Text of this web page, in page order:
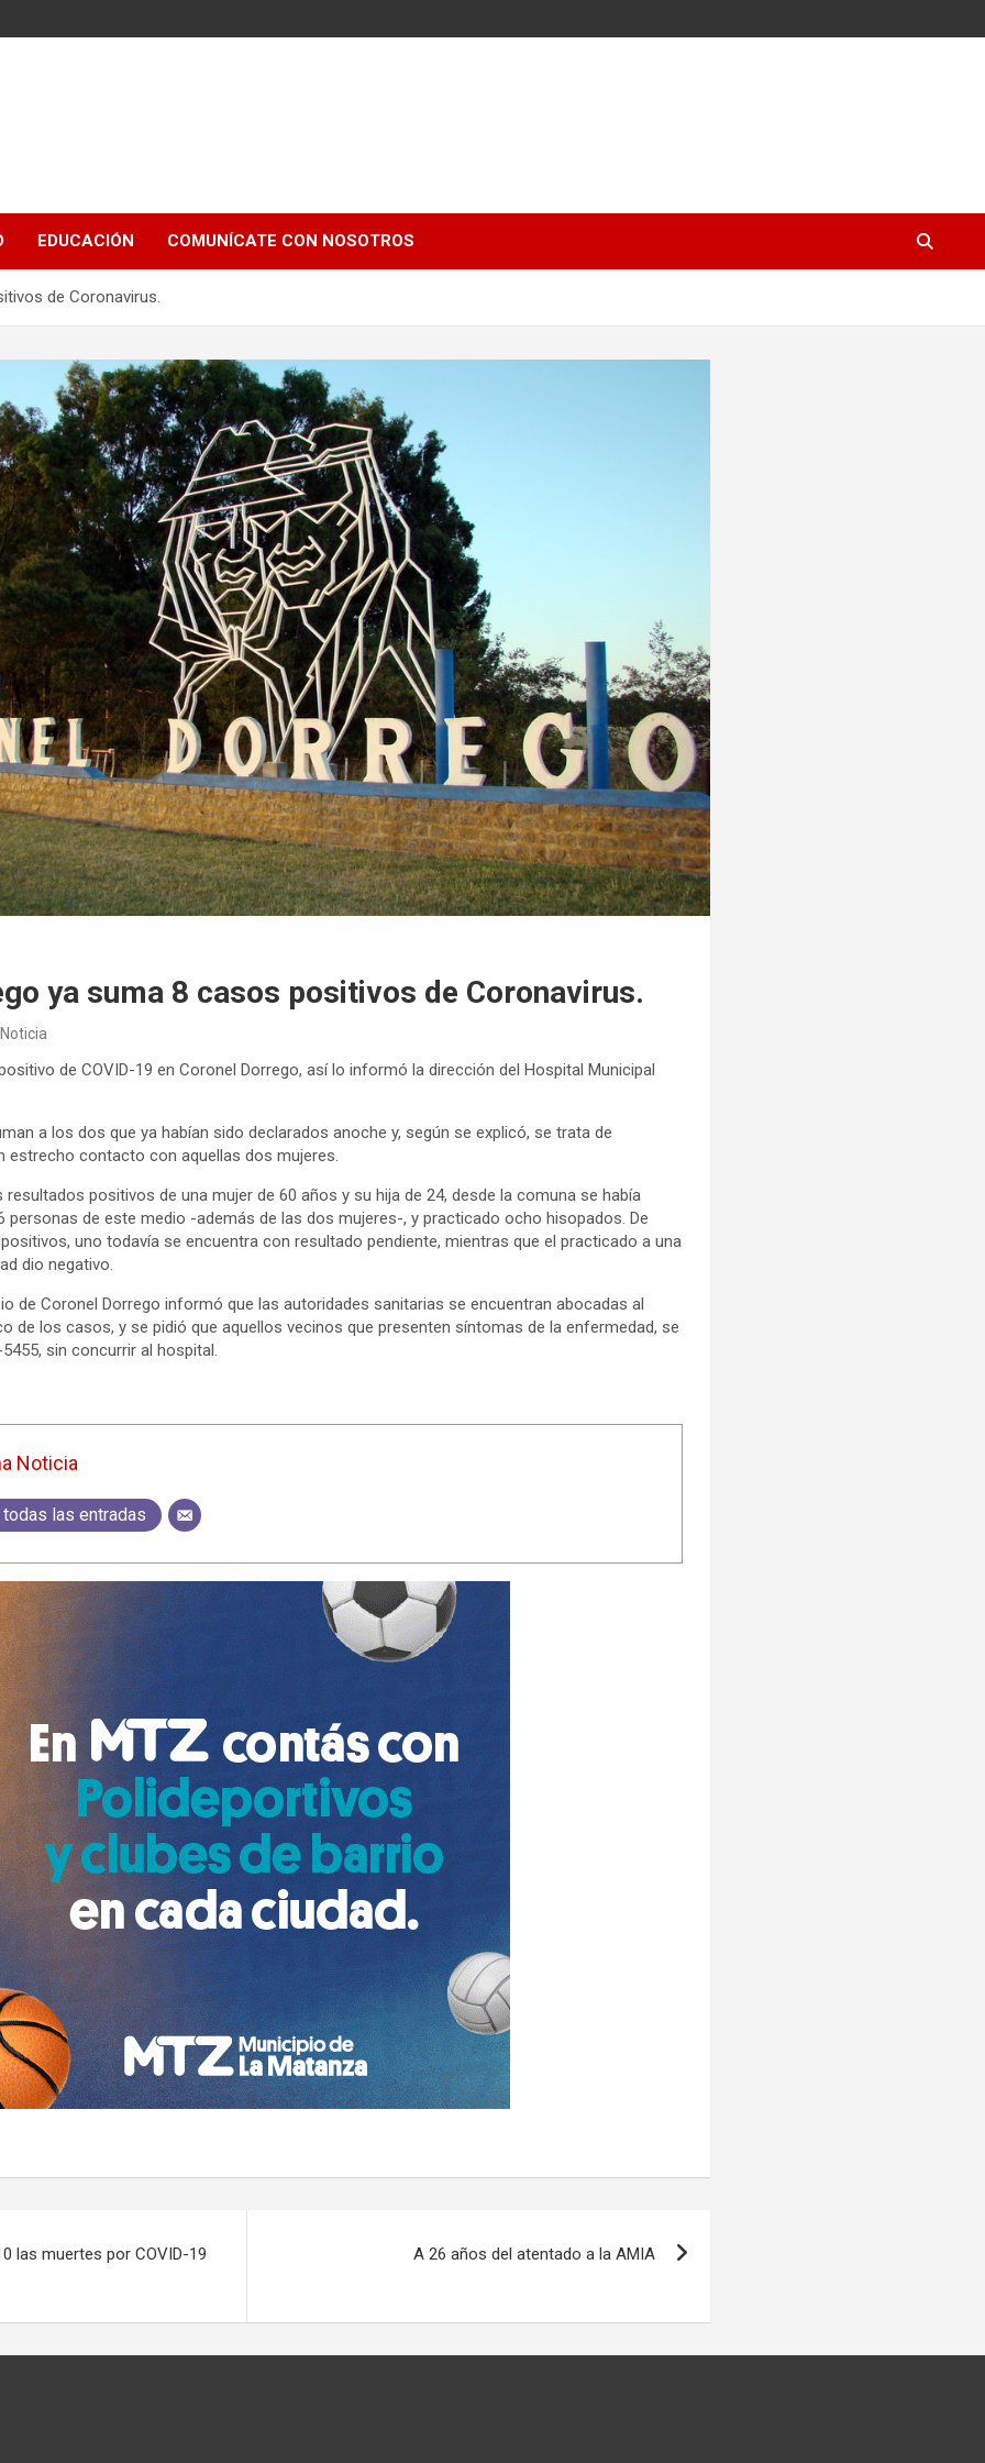
EDUCACIÓN COMUNÍCATE CON NOSOTROS
de Coronavirus.
ya suma 8 casos positivos de Coronavirus.
de COVID-19 en Coronel Dorrego, así lo informó la dirección del Hospital Municipal
a los dos que ya habían sido declarados anoche y, según se explicó, se trata de
estrecho contacto con aquellas dos mujeres.
positivos de una mujer de 60 años y su hija de 24, desde la comuna se había
personas de este medio -además de las dos mujeres-, y practicado ocho hisopados. De
uno todavía se encuentra con resultado pendiente, mientras que el practicado a una
dio negativo.
de Coronel Dorrego informó que las autoridades sanitarias se encuentran abocadas al
de los casos, y se pidió que aquellos vecinos que presenten síntomas de la enfermedad, se
sin concurrir al hospital.
Noticia
todas las entradas
las muertes por COVID-19 A 26 años del atentado a la AMIA